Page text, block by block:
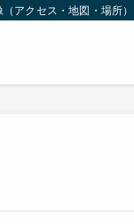
アクセス・地図・場所